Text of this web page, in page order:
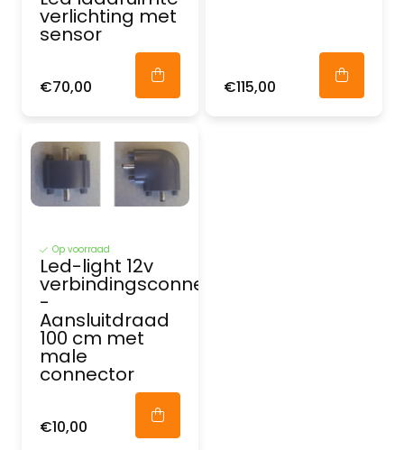
verlichting met
sensor
€70,00 €115,00
Op voorraad
Led-light 12v
verbindingsconnector
-
Aansluitdraad
100 cm met
male
connector
€10,00